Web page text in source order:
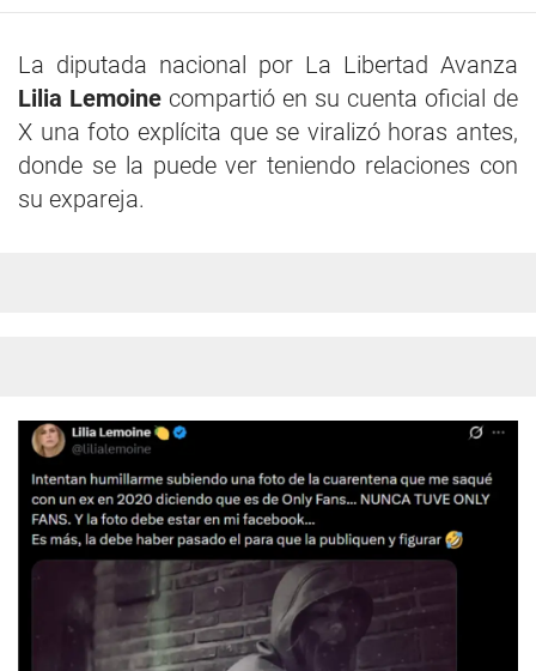
La diputada nacional por La Libertad Avanza
Lilia Lemoine compartió en su cuenta oficial de
X una foto explícita que se viralizó horas antes,
donde se la puede ver teniendo relaciones con
su expareja.